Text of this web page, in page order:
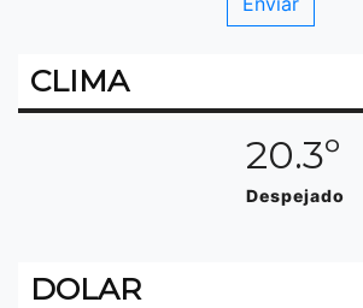
CLIMA
20.3º
Despejado
DOLAR